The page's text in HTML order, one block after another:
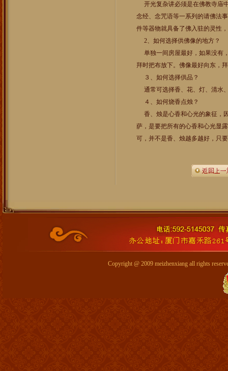
开光复杂讲必须是在佛教寺庙
念经、念咒语等一系列的请佛法
件等器物就具备了佛入驻的灵性
2、如何选择供佛像的地方？
单独一间房屋最好，如果没有
拜时把布放下。佛像最好向东，
３、如何选择供品？
通常可选择香、花、灯、清水
４、如何烧香点烛？
香、烛是心香和心光的象征，
萨，是要把所有的心香和心光显
可，并不是香、烛越多越好，只
Copyright @ 2009 meizhenxiang all rights